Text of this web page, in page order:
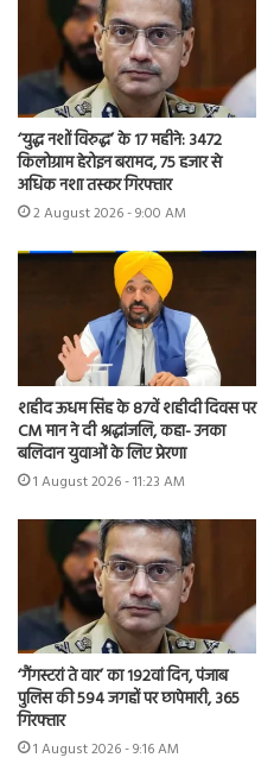
‘युद्ध नशों विरुद्ध’ के 17 महीने: 3472
किलोग्राम हेरोइन बरामद, 75 हजार से
अधिक नशा तस्कर गिरफ्तार
2 August 2026 - 9:00 AM
शहीद ऊधम सिंह के 87वें शहीदी दिवस पर
CM मान ने दी श्रद्धांजलि, कहा- उनका
बलिदान युवाओं के लिए प्रेरणा
1 August 2026 - 11:23 AM
‘गैंगस्टरां ते वार’ का 192वां दिन, पंजाब
पुलिस की 594 जगहों पर छापेमारी, 365
गिरफ्तार
1 August 2026 - 9:16 AM